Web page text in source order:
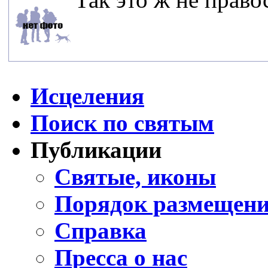
Исцеления
Поиск по святым
Публикации
Святые, иконы
Порядок
Справка
Пресса о нас